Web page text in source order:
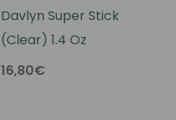
Davlyn Super Stick
(Clear) 1.4 Oz
16,80€